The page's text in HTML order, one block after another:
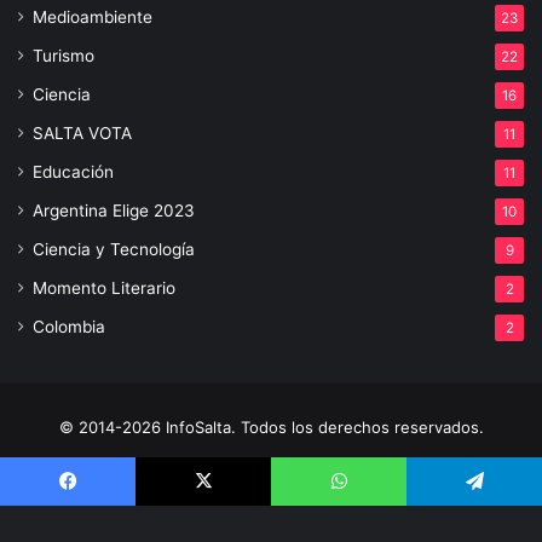
Medioambiente 23
Turismo 22
Ciencia 16
SALTA VOTA 11
Educación 11
Argentina Elige 2023 10
Ciencia y Tecnología 9
Momento Literario 2
Colombia 2
© 2014-2026 InfoSalta. Todos los derechos reservados.
3872288394 E-mail: infosaltaredaccion@gmail.com
Facebook X WhatsApp Telegram